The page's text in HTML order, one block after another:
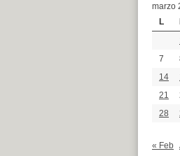
marzo
L
7
14
21
28
« Feb